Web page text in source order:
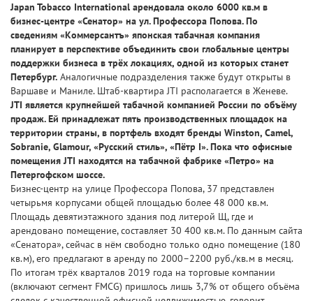
Japan Tobacco International арендовала около 6000 кв.м в
бизнес-центре «Сенатор» на ул. Профессора Попова. По
сведениям «Коммерсантъ» японская табачная компания
планирует в перспективе объединить свои глобальные центры
поддержки бизнеса в трёх локациях, одной из которых станет
Петербург. Аналогичные подразделения также будут открыты в
Варшаве и Маниле. Штаб-квартира JTI располагается в Женеве.
JTI является крупнейшей табачной компанией России по объёму
продаж. Ей принадлежат пять производственных площадок на
территории страны, в портфель входят бренды Winston, Camel,
Sobranie, Glamour, «Русский стиль», «Пётр I». Пока что офисные
помещения JTI находятся на табачной фабрике «Петро» на
Петергофском шоссе.
Бизнес-центр на улице Профессора Попова, 37 представлен
четырьмя корпусами общей площадью более 48 000 кв.м.
Площадь девятиэтажного здания под литерой Щ, где и
арендовано помещение, составляет 30 400 кв.м. По данным сайта
«Сенатора», сейчас в нём свободно только одно помещение (180
кв.м), его предлагают в аренду по 2000–2200 руб./кв.м в месяц.
По итогам трёх кварталов 2019 года на торговые компании
(включают сегмент FMCG) пришлось лишь 3,7% от общего объёма